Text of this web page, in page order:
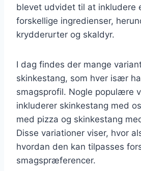
blevet udvidet til at inkludere
forskellige ingredienser,
krydderurter og skaldyr.
I dag findes der mange
skinkestang, som hver især
smagsprofil. Nogle populære
inkluderer skinkestang med
med pizza og skinkestang
Disse variationer viser, hvor
hvordan den kan tilpasses
smagspræferencer.